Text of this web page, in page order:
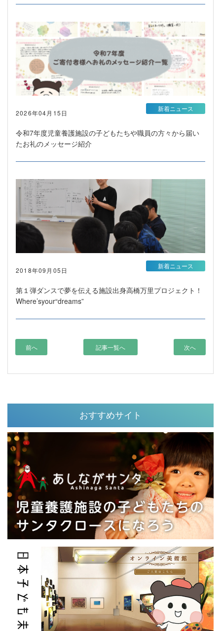
2026年04月15日
令和7年度児童養護施設の子どもたちや職員の方々から届い
たお礼のメッセージ紹介
新着ニュース
2018年09月05日
第１弾ダンスで夢を伝える施設出身高橋万里プロジェクト！
Where’syour“dreams”
新着ニュース
前へ 記事一覧へ 次へ
おすすめサイト